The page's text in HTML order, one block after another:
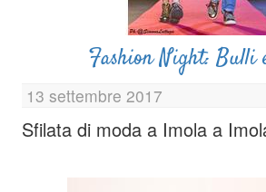
Fashion Night: Bulli
13 settembre 2017
Sfilata di moda a Imola a